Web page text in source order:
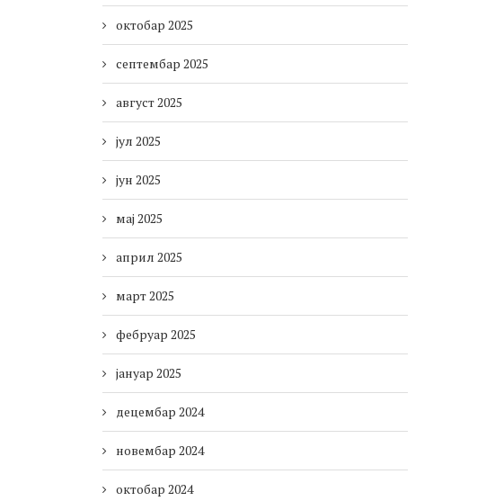
октобар 2025
септембар 2025
август 2025
јул 2025
јун 2025
мај 2025
април 2025
март 2025
фебруар 2025
јануар 2025
децембар 2024
новембар 2024
октобар 2024